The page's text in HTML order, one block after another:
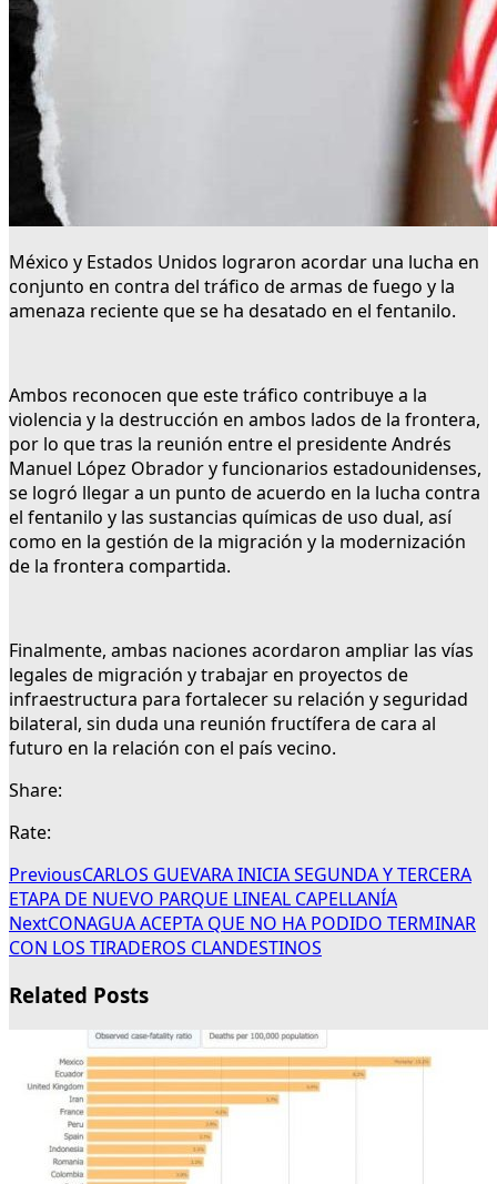
México y Estados Unidos lograron acordar una lucha en
conjunto en contra del tráfico de armas de fuego y la
amenaza reciente que se ha desatado en el fentanilo.
Ambos reconocen que este tráfico contribuye a la
violencia y la destrucción en ambos lados de la frontera,
por lo que tras la reunión entre el presidente Andrés
Manuel López Obrador y funcionarios estadounidenses,
se logró llegar a un punto de acuerdo en la lucha contra
el fentanilo y las sustancias químicas de uso dual, así
como en la gestión de la migración y la modernización
de la frontera compartida.
Finalmente, ambas naciones acordaron ampliar las vías
legales de migración y trabajar en proyectos de
infraestructura para fortalecer su relación y seguridad
bilateral, sin duda una reunión fructífera de cara al
futuro en la relación con el país vecino.
Share:
Rate:
PreviousCARLOS GUEVARA INICIA SEGUNDA Y TERCERA
ETAPA DE NUEVO PARQUE LINEAL CAPELLANÍA
NextCONAGUA ACEPTA QUE NO HA PODIDO TERMINAR
CON LOS TIRADEROS CLANDESTINOS
Related Posts